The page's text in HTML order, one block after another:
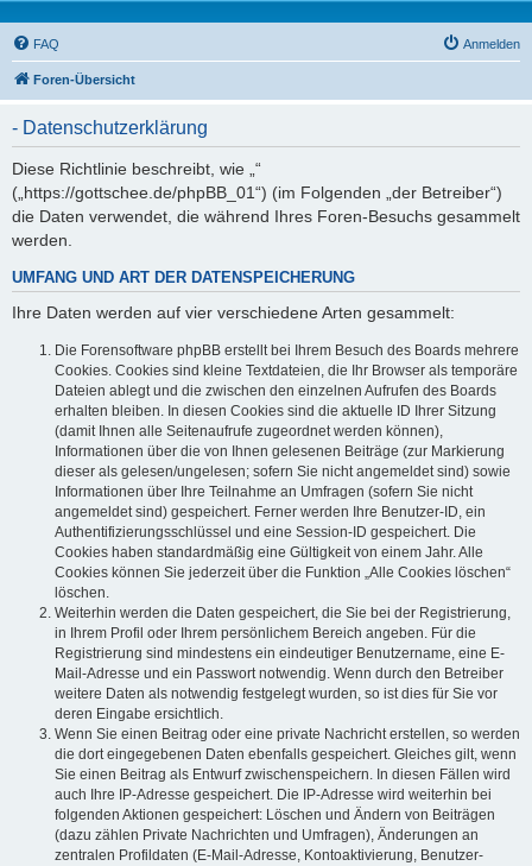
FAQ Anmelden
Foren-Übersicht
- Datenschutzerklärung
Diese Richtlinie beschreibt, wie „“
(„https://gottschee.de/phpBB_01“) (im Folgenden „der Betreiber“)
die Daten verwendet, die während Ihres Foren-Besuchs gesammelt
werden.
UMFANG UND ART DER DATENSPEICHERUNG
Ihre Daten werden auf vier verschiedene Arten gesammelt:
Die Forensoftware phpBB erstellt bei Ihrem Besuch des Boards mehrere
Cookies. Cookies sind kleine Textdateien, die Ihr Browser als temporäre
Dateien ablegt und die zwischen den einzelnen Aufrufen des Boards
erhalten bleiben. In diesen Cookies sind die aktuelle ID Ihrer Sitzung
(damit Ihnen alle Seitenaufrufe zugeordnet werden können),
Informationen über die von Ihnen gelesenen Beiträge (zur Markierung
dieser als gelesen/ungelesen; sofern Sie nicht angemeldet sind) sowie
Informationen über Ihre Teilnahme an Umfragen (sofern Sie nicht
angemeldet sind) gespeichert. Ferner werden Ihre Benutzer-ID, ein
Authentifizierungsschlüssel und eine Session-ID gespeichert. Die
Cookies haben standardmäßig eine Gültigkeit von einem Jahr. Alle
Cookies können Sie jederzeit über die Funktion „Alle Cookies löschen“
löschen.
Weiterhin werden die Daten gespeichert, die Sie bei der Registrierung,
in Ihrem Profil oder Ihrem persönlichem Bereich angeben. Für die
Registrierung sind mindestens ein eindeutiger Benutzername, eine E-
Mail-Adresse und ein Passwort notwendig. Wenn durch den Betreiber
weitere Daten als notwendig festgelegt wurden, so ist dies für Sie vor
deren Eingabe ersichtlich.
Wenn Sie einen Beitrag oder eine private Nachricht erstellen, so werden
die dort eingegebenen Daten ebenfalls gespeichert. Gleiches gilt, wenn
Sie einen Beitrag als Entwurf zwischenspeichern. In diesen Fällen wird
auch Ihre IP-Adresse gespeichert. Die IP-Adresse wird weiterhin bei
folgenden Aktionen gespeichert: Löschen und Ändern von Beiträgen
(dazu zählen Private Nachrichten und Umfragen), Änderungen an
zentralen Profildaten (E-Mail-Adresse, Kontoaktivierung, Benutzer-